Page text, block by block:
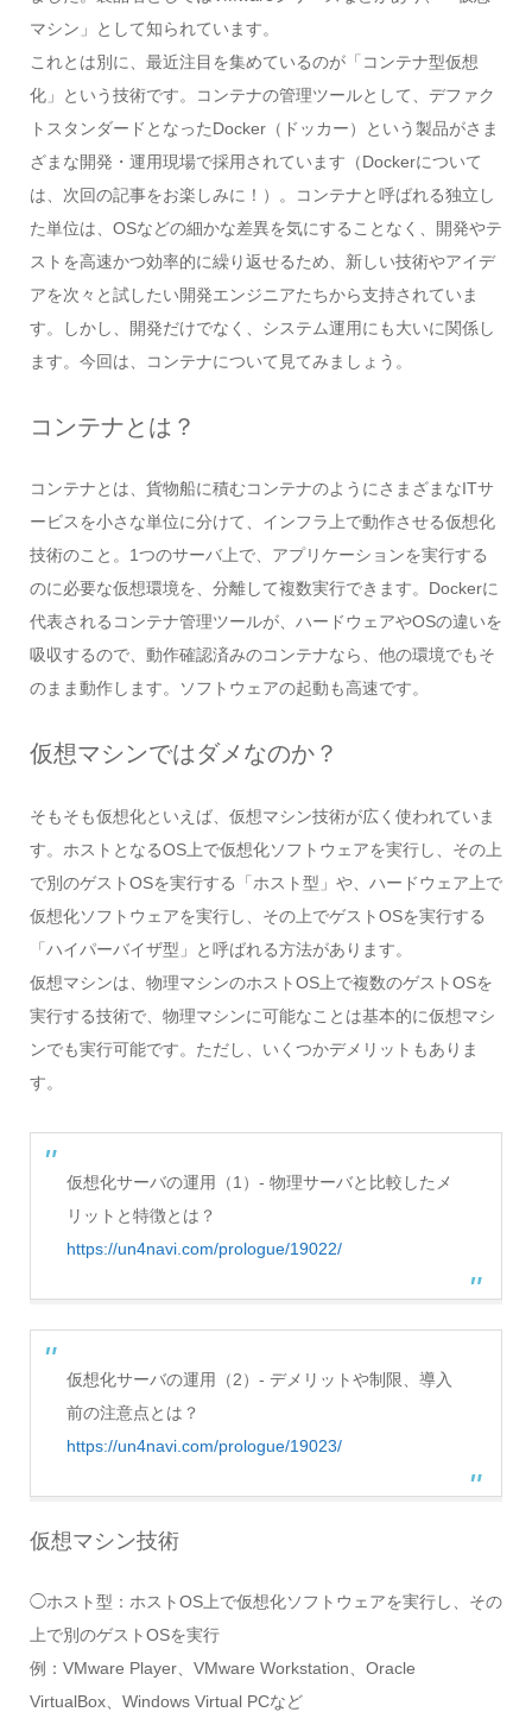
マシン」として知られています。
これとは別に、最近注目を集めているのが「コンテナ型仮想
化」という技術です。コンテナの管理ツールとして、デファク
トスタンダードとなったDocker（ドッカー）という製品がさま
ざまな開発・運用現場で採用されています（Dockerについて
は、次回の記事をお楽しみに！）。コンテナと呼ばれる独立し
た単位は、OSなどの細かな差異を気にすることなく、開発やテ
ストを高速かつ効率的に繰り返せるため、新しい技術やアイデ
アを次々と試したい開発エンジニアたちから支持されていま
す。しかし、開発だけでなく、システム運用にも大いに関係し
ます。今回は、コンテナについて見てみましょう。
コンテナとは？
コンテナとは、貨物船に積むコンテナのようにさまざまなITサ
ービスを小さな単位に分けて、インフラ上で動作させる仮想化
技術のこと。1つのサーバ上で、アプリケーションを実行する
のに必要な仮想環境を、分離して複数実行できます。Dockerに
代表されるコンテナ管理ツールが、ハードウェアやOSの違いを
吸収するので、動作確認済みのコンテナなら、他の環境でもそ
のまま動作します。ソフトウェアの起動も高速です。
仮想マシンではダメなのか？
そもそも仮想化といえば、仮想マシン技術が広く使われていま
す。ホストとなるOS上で仮想化ソフトウェアを実行し、その上
で別のゲストOSを実行する「ホスト型」や、ハードウェア上で
仮想化ソフトウェアを実行し、その上でゲストOSを実行する
「ハイパーバイザ型」と呼ばれる方法があります。
仮想マシンは、物理マシンのホストOS上で複数のゲストOSを
実行する技術で、物理マシンに可能なことは基本的に仮想マシ
ンでも実行可能です。ただし、いくつかデメリットもありま
す。
仮想化サーバの運用（1）- 物理サーバと比較したメ
リットと特徴とは？
https://un4navi.com/prologue/19022/
仮想化サーバの運用（2）- デメリットや制限、導入
前の注意点とは？
https://un4navi.com/prologue/19023/
仮想マシン技術
◯ホスト型：ホストOS上で仮想化ソフトウェアを実行し、その
上で別のゲストOSを実行
例：VMware Player、VMware Workstation、Oracle
VirtualBox、Windows Virtual PCなど